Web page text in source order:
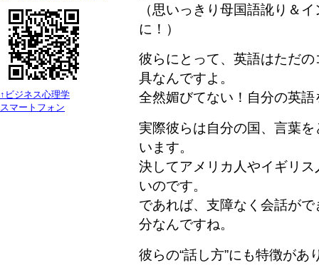
（思いっきり母国語訛り＆
に！）
彼らにとって、英語はただ
具なんですよ。
全然媚びてない！自分の英
実際彼らは自分の国、言葉
います。
決してアメリカ人やイギリ
いのです。
であれば、支障なく会話が
分なんですね。
彼らの“話し方”にも特徴があ
↑ビジネス心理学
スマートフォン